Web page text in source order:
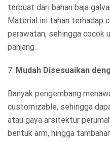
terbuat dari bahan baja
Material ini tahan terhadap
perawatan, sehingga cocok
panjang.
7. Mudah Disesuaikan
Banyak pengembang
customizable, sehingga
atau gaya arsitektur
bentuk arm, hingga